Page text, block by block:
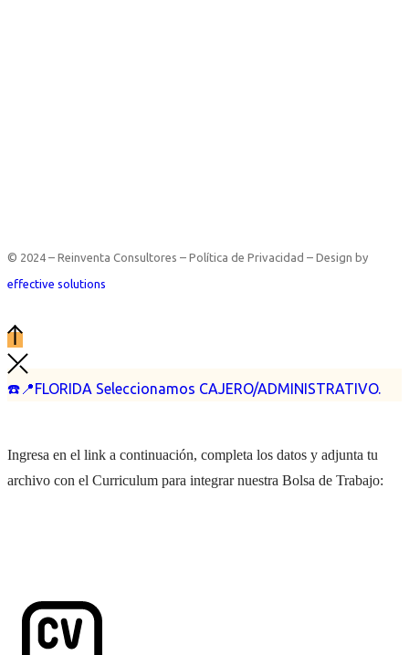
☎️📍FLORIDA Seleccionamos CAJERO/ADMINISTRATIVO.
© 2024 – Reinventa Consultores – Política de Privacidad – Design by
effective solutions
Ingresa en el link a continuación, completa los datos y adjunta tu
archivo con el Curriculum para integrar nuestra Bolsa de Trabajo: